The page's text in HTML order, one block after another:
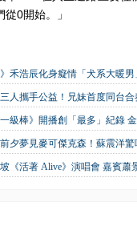
0開始。」
》禾浩辰化身癡情「犬系大暖
人攜手公益！兄妹首度同台
級棒》開播創「最多」紀錄
夕夢見麥可傑克森！蘇震洋
《活著 Alive》演唱會 嘉賓蕭